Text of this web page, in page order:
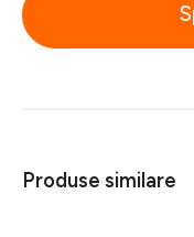
Produse similare